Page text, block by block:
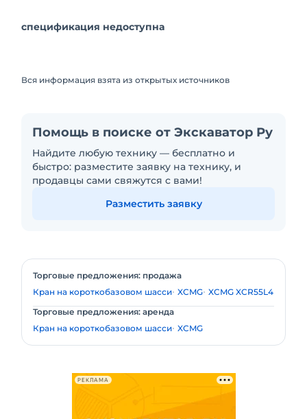
спецификация недоступна
Вся информация взята из открытых источников
Помощь в поиске от Экскаватор Ру
Найдите любую технику — бесплатно и
быстро: разместите заявку на технику, и
продавцы сами свяжутся с вами!
Разместить заявку
Торговые предложения: продажа
Кран на короткобазовом шасси XCMG XCMG XCR55L4
Торговые предложения: аренда
Кран на короткобазовом шасси XCMG
РЕКЛАМА